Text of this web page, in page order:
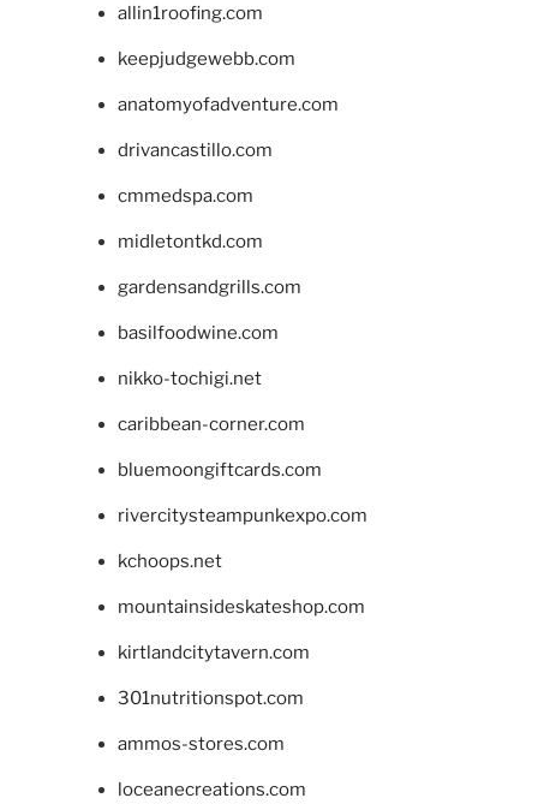
allin1roofing.com
keepjudgewebb.com
anatomyofadventure.com
drivancastillo.com
cmmedspa.com
midletontkd.com
gardensandgrills.com
basilfoodwine.com
nikko-tochigi.net
caribbean-corner.com
bluemoongiftcards.com
rivercitysteampunkexpo.com
kchoops.net
mountainsideskateshop.com
kirtlandcitytavern.com
301nutritionspot.com
ammos-stores.com
loceanecreations.com